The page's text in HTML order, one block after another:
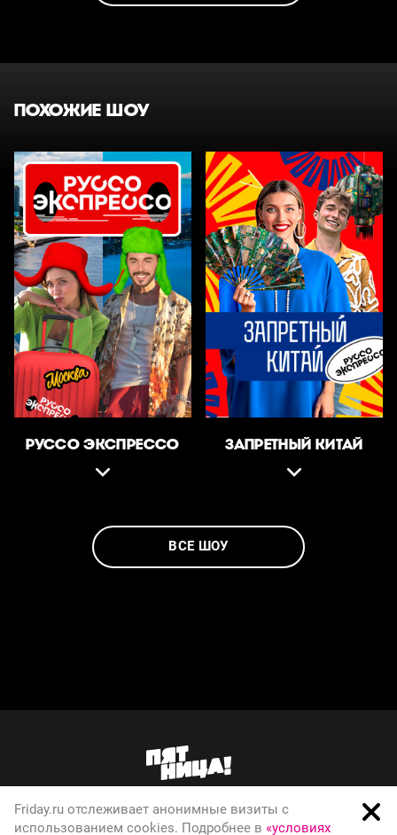
ПОХОЖИЕ ШОУ
РУССО ЭКСПРЕССО ЗАПРЕТНЫЙ КИТАЙ
ВСЕ ШОУ
О телеканале
Friday.ru отслеживает анонимные визиты с
использованием cookies. Подробнее в «условиях